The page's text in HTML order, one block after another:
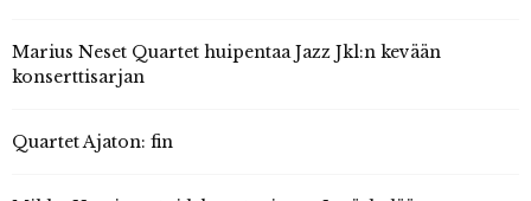
Marius Neset Quartet huipentaa Jazz Jkl:n kevään
konserttisarjan
Quartet Ajaton: fin